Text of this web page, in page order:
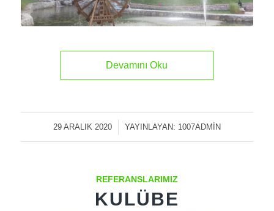
Devamını Oku
29 ARALIK 2020
/ YAYINLAYAN: 1007ADMIN
REFERANSLARIMIZ
KULÜBE